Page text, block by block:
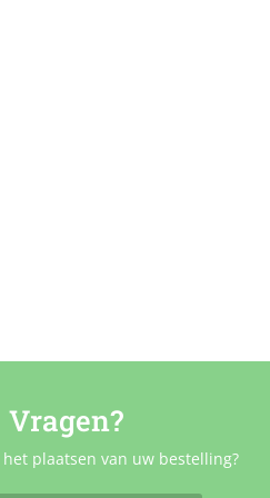
Vragen?
plaatsen van uw bestelling?